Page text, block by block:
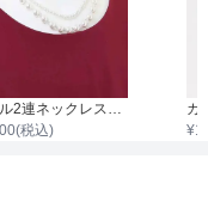
(税込) ¥